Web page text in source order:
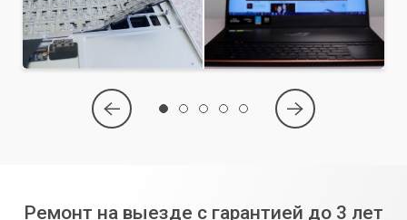
Ремонт на выезде с гарантией до 3 лет